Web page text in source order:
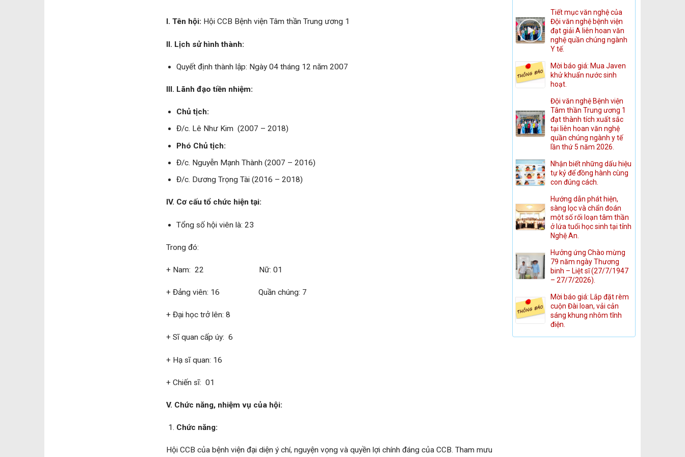
I. Tên hội: Hội CCB Bệnh viện Tâm thần Trung ương 1
II. Lịch sử hình thành:
Quyết định thành lập: Ngày 04 tháng 12 năm 2007
III. Lãnh đạo tiền nhiệm:
Chủ tịch:
Đ/c. Lê Như Kim (2007 – 2018)
Phó Chủ tịch:
Đ/c. Nguyễn Mạnh Thành (2007 – 2016)
Đ/c. Dương Trọng Tài (2016 – 2018)
IV. Cơ cấu tổ chức hiện tại:
Tổng số hội viên là: 23
Trong đó:
+ Nam: 22 Nữ: 01
+ Đảng viên: 16 Quần chúng: 7
+ Đại học trở lên: 8
+ Sĩ quan cấp úy: 6
+ Hạ sĩ quan: 16
+ Chiến sĩ: 01
V. Chức năng, nhiệm vụ của hội:
Chức năng:
Hội CCB của bệnh viện đại diện ý chí, nguyện vọng và quyền lợi chính đáng của CCB. Tham mưu
Tiết mục văn nghệ của
Đội văn nghệ bệnh viện
đạt giải A liên hoan văn
nghệ quần chúng ngành
Y tế.
Mời báo giá: Mua Javen
khử khuẩn nước sinh
hoạt.
Đội văn nghệ Bệnh viện
Tâm thần Trung ương 1
đạt thành tích xuất sắc
tại liên hoan văn nghệ
quần chúng ngành y tế
lần thứ 5 năm 2026.
Nhận biết những dấu hiệu
tự kỷ để đồng hành cùng
con đúng cách.
Hướng dẫn phát hiện,
sàng lọc và chẩn đoán
một số rối loạn tâm thần
ở lứa tuổi học sinh tại tỉnh
Nghệ An.
Hưởng ứng Chào mừng
79 năm ngày Thương
binh – Liệt sĩ (27/7/1947
– 27/7/2026).
Mời báo giá: Lắp đặt rèm
cuộn Đài loan, vải cản
sáng khung nhôm tĩnh
điện.